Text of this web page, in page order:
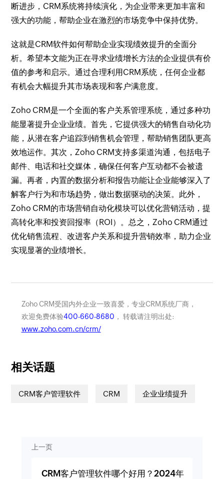
断进步，CRM系统将持续演化，为企业带来更加丰富和
强大的功能，帮助企业在激烈的市场竞争中保持优势。
这就是CRM软件如何帮助企业实现绩效提升的全面分
析。希望本文能为正在寻求业绩增长方法的企业提供有价
值的参考和启示。通过合理利用CRM系统，任何企业都
有机会大幅提升其市场表现和客户满意度。
Zoho CRM是一个全面的客户关系管理系统，通过多种功
能显著提升企业业绩。首先，它提供强大的销售自动化功
能，从潜在客户追踪到销售机会管理，帮助销售团队更高
效地运作。其次，Zoho CRM支持多渠道沟通，包括电子
邮件、电话和社交媒体，确保任何客户互动都不会被遗
漏。再者，内置的数据分析和报告功能让企业能够深入了
解客户行为和市场趋势，做出数据驱动的决策。此外，
Zoho CRM的市场营销自动化模块可以优化营销活动，提
高转化率和投资回报率（ROI）。总之，Zoho CRM通过
优化销售流程、改进客户关系和提升营销效率，助力企业
实现显著的业绩增长。
Zoho CRM受国内外企业一致喜爱，专业CRM系统厂商，
欢迎免费体验400-660-8680 ， 转载请注明出处:
www.zoho.com.cn/crm/
相关话题
CRM客户管理软件 CRM 企业业绩提升
上一页
CRM客户管理软件哪个好用？2024年